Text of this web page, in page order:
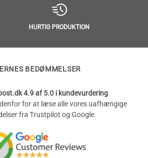
HURTIG PRODUKTION
BEDØMMELSER
4.9 af 5.0 i kundevurdering
for at læse alle vores uafhængige
fra Trustpilot og Google.